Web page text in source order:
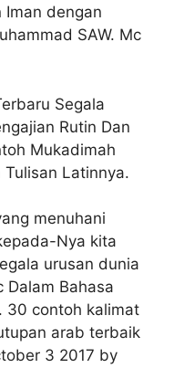
Iman dengan
SAW. Mc
Segala
Rutin Dan
Mukadimah
Latinnya.
menuhani
Nya kita
urusan dunia
Dalam Bahasa
30 contoh kalimat
arab terbaik
3 2017 by